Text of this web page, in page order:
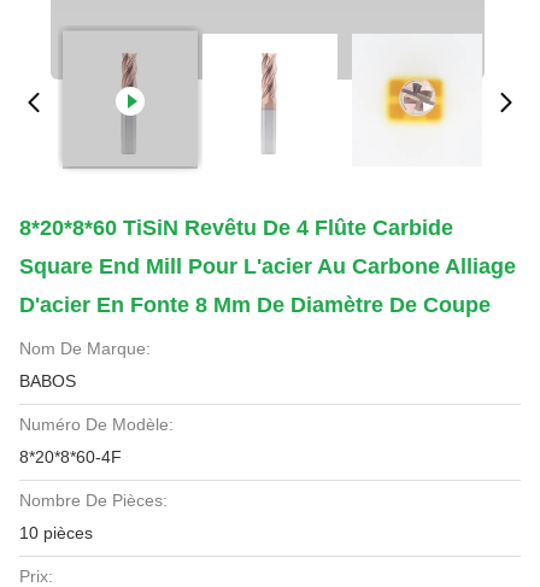
8*20*8*60 TiSiN Revêtu De 4 Flûte Carbide
Square End Mill Pour L'acier Au Carbone Alliage
D'acier En Fonte 8 Mm De Diamètre De Coupe
Nom De Marque:
BABOS
Numéro De Modèle:
8*20*8*60-4F
Nombre De Pièces:
10 pièces
Prix: